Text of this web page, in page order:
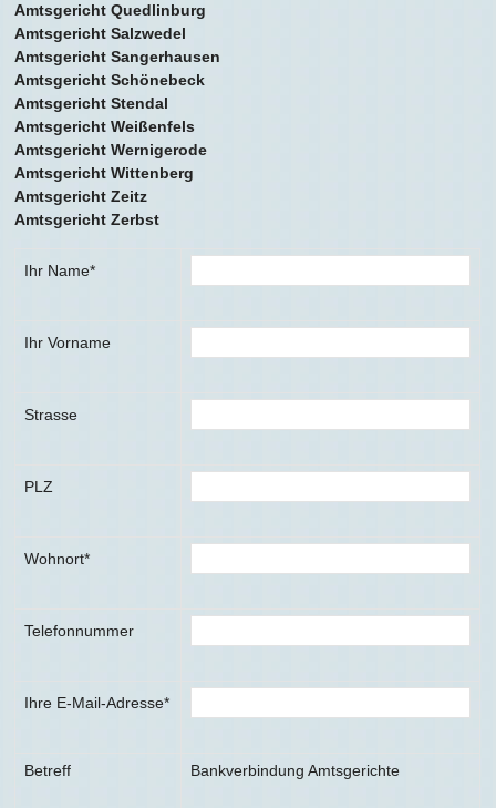
Amtsgericht Quedlinburg
Amtsgericht Salzwedel
Amtsgericht Sangerhausen
Amtsgericht Schönebeck
Amtsgericht Stendal
Amtsgericht Weißenfels
Amtsgericht Wernigerode
Amtsgericht Wittenberg
Amtsgericht Zeitz
Amtsgericht Zerbst
Ihr Name*
Ihr Vorname
Strasse
PLZ
Wohnort*
Telefonnummer
Ihre E-Mail-Adresse*
Betreff Bankverbindung Amtsgerichte